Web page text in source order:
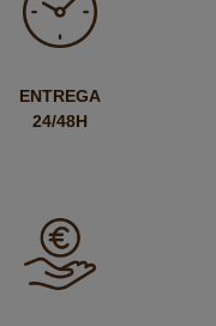
ENTREGA
24/48H